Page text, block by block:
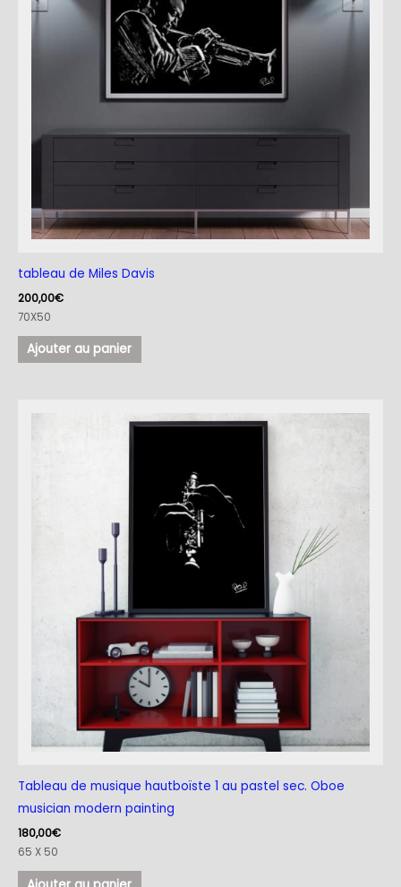
tableau de Miles Davis
200,00€
70X50
Ajouter au panier
Tableau de musique hautboïste 1 au pastel sec. Oboe
musician modern painting
180,00€
65 X 50